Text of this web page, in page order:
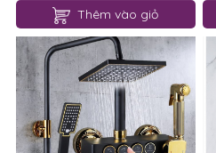
Thêm vào giỏ